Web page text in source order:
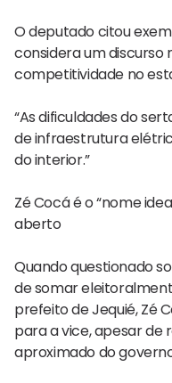
O deputado citou
considera um
competitividade no
“As dificuldades do
de infraestrutura
do interior.”
Zé Cocá é o “nome
aberto
Quando questionado
de somar
prefeito de Jequié, Zé
para a vice, apesar de
aproximado do